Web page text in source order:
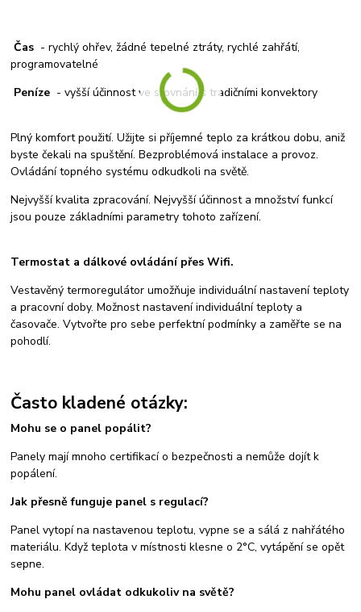
Čas - rychlý ohřev, žádné tepelné ztráty, rychlé zahřátí,
programovatelné
Peníze - vyšší účinnost ve srovnání s tradičními konvektory
Plný komfort použití. Užijte si příjemné teplo za krátkou dobu, aniž
byste čekali na spuštění. Bezproblémová instalace a provoz.
Ovládání topného systému odkudkoli na světě.
Nejvyšší kvalita zpracování. Nejvyšší účinnost a množství funkcí
jsou pouze základními parametry tohoto zařízení.
Termostat a dálkové ovládání přes Wifi.
Vestavěný termoregulátor umožňuje individuální nastavení teploty
a pracovní doby. Možnost nastavení individuální teploty a
časovače. Vytvořte pro sebe perfektní podmínky a zaměřte se na
pohodlí.
Často kladené otázky:
Mohu se o panel popálit?
Panely mají mnoho certifikací o bezpečnosti a nemůže dojít k
popálení.
Jak přesně funguje panel s regulací?
Panel vytopí na nastavenou teplotu, vypne se a sálá z nahřátého
materiálu. Když teplota v místnosti klesne o 2°C, vytápění se opět
sepne.
Mohu panel ovládat odkukoliv na světě?